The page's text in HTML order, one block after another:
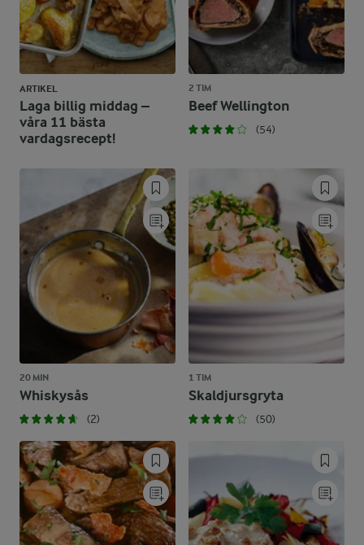
ARTIKEL
Laga billig middag –
våra 11 bästa
vardagsrecept!
2 TIM
Beef Wellington
(54)
20 MIN
Whiskysås
(2)
1 TIM
Skaldjursgryta
(50)